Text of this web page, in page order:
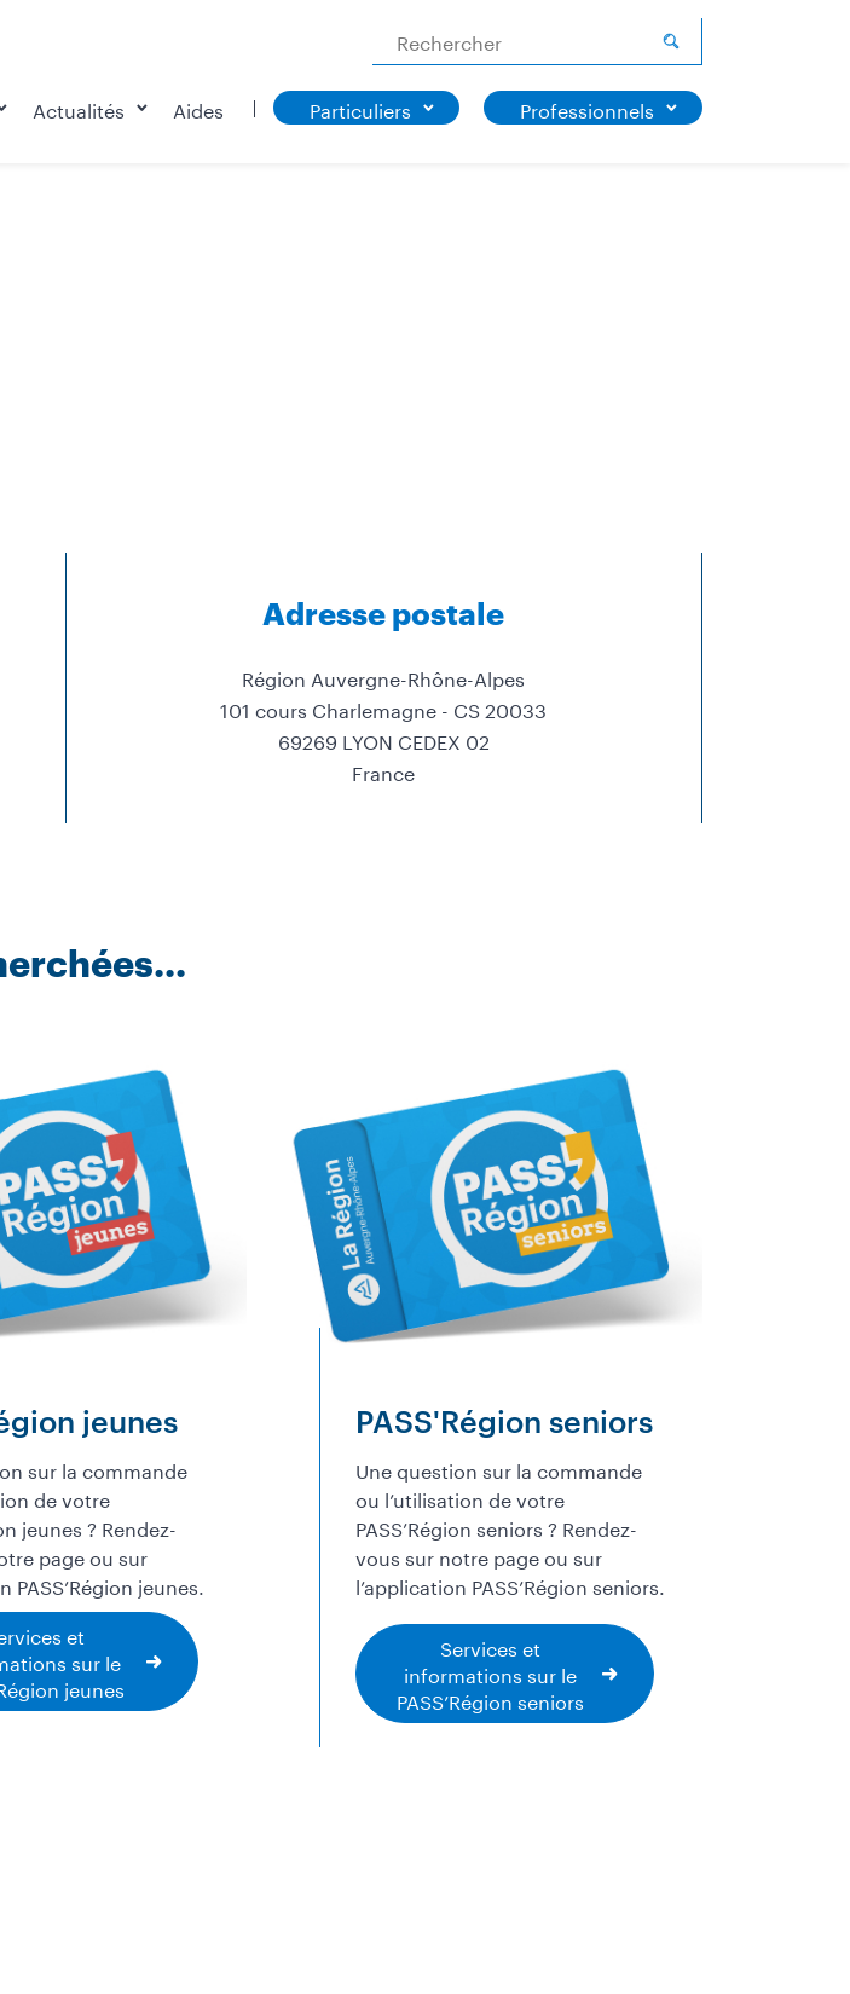
Rechercher
Actualités Aides Particuliers Professionnels
Adresse postale
Région Auvergne-Rhône-Alpes
101 cours Charlemagne - CS 20033
69269 LYON CEDEX 02
France
jeunes
sur la commande
de votre
jeunes ? Rendez-
page ou sur
PASS’Région jeunes.
et
sur le
jeunes
PASS'Région seniors
Une question sur la commande
ou l’utilisation de votre
PASS’Région seniors ? Rendez-
vous sur notre page ou sur
l’application PASS’Région seniors.
Services et
informations sur le
PASS’Région seniors